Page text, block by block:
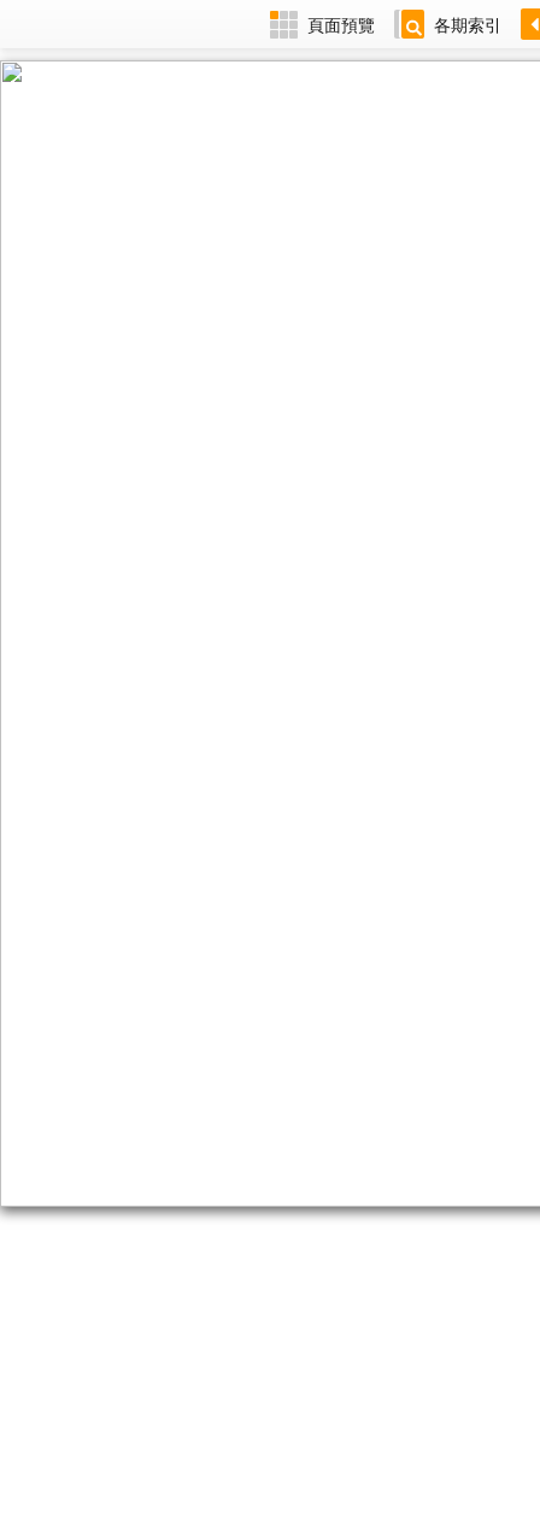
頁面預覽 各期索引